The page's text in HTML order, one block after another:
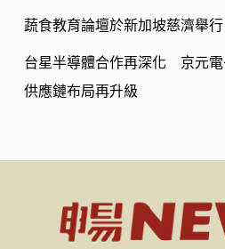
蔬食教育論壇於新加坡慈濟舉
台星半導體合作再深化 京元
供應鏈布局再升級